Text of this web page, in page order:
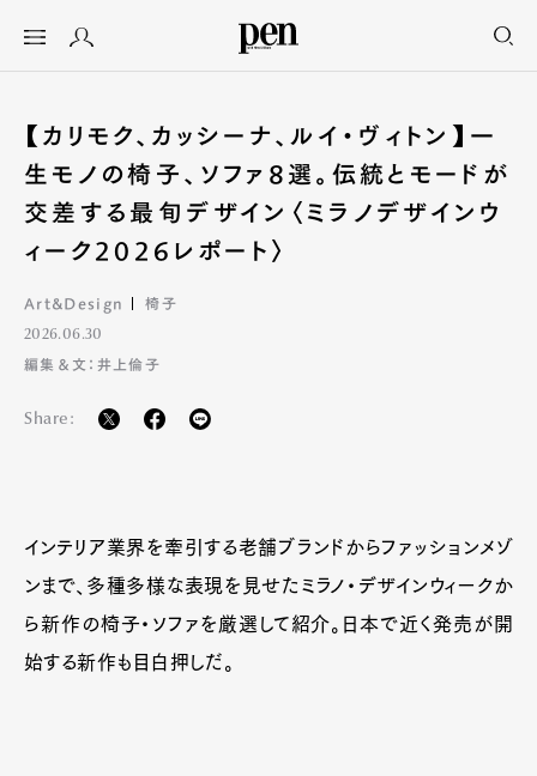
【カリモク、カッシーナ、ルイ・ヴィトン】一
生モノの椅子、ソファ8選。伝統とモードが
交差する最旬デザイン〈ミラノデザインウ
ィーク2026レポート〉
Art&Design 椅子
2026.06.30
編集＆文：井上倫子
Share:
インテリア業界を牽引する老舗ブランドからファッションメゾ
ンまで、多種多様な表現を見せたミラノ・デザインウィークか
ら新作の椅子・ソファを厳選して紹介。日本で近く発売が開
始する新作も目白押しだ。